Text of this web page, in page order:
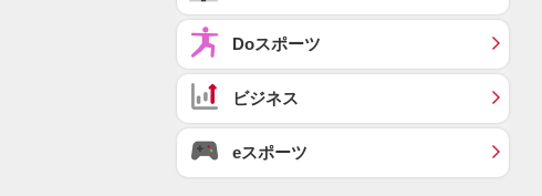
Doスポーツ
ビジネス
eスポーツ